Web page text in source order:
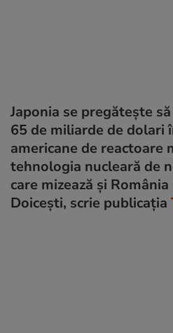
Japonia se pregătește
65 de miliarde de dolari
americane de reactoare
tehnologia nucleară de
care mizează și
Doicești, scrie publicația